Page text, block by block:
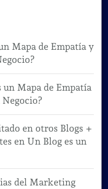
Mapa de Empatía y
un Mapa de Empatía
en otros Blogs +
en Un Blog es un
del Marketing